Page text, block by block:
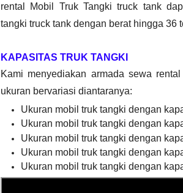
rental Mobil Truk Tangkitruck tank
tangki truck tank dengan berat hingga 36
KAPASITAS TRUK TANGKI
Kami menyediakan armada sewa
ukuran bervariasi diantaranya:
Ukuran mobil truk tangki dengan
Ukuran mobil truk tangki dengan
Ukuran mobil truk tangki dengan
Ukuran mobil truk tangki dengan
Ukuran mobil truk tangki dengan